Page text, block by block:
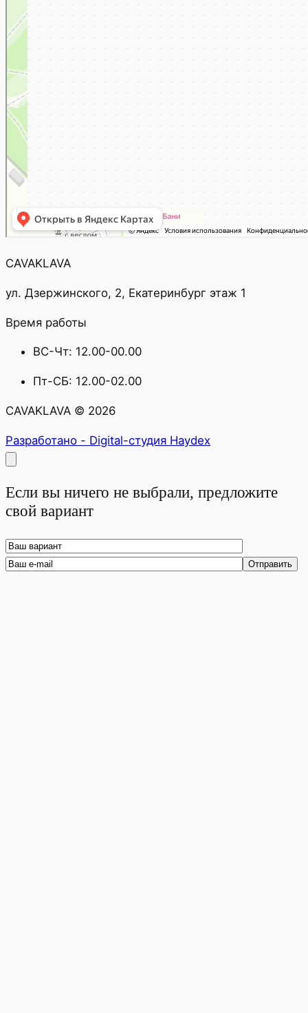
CAVAKLAVA
ул. Дзержинского, 2, Екатеринбург этаж 1
Время работы
ВС-Чт: 12.00-00.00
Пт-СБ: 12.00-02.00
CAVAKLAVA © 2026
Разработано - Digital-студия Haydex
Если вы ничего не выбрали, предложите
свой вариант